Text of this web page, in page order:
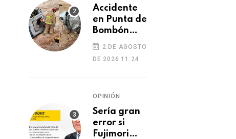
en
Washington
Accidente
en Punta de
Bombón
deja un
muerto y
dos heridos
2 DE AGOSTO
DE 2026 11:24
OPINIÓN
Sería gran
error si
Fujimori